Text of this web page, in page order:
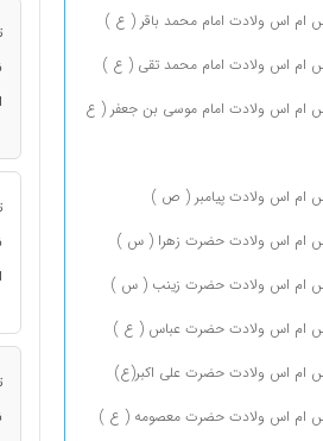
ام اس ولادت امام محمد باقر ( ع )
ام اس ولادت امام محمد تقی ( ع )
ام اس ولادت امام موسی بن جعفر ( ع
ام اس ولادت پیامبر ( ص )
ام اس ولادت حضرت زهرا ( س )
ام اس ولادت حضرت زینب ( س )
ام اس ولادت حضرت عباس ( ع )
ام اس ولادت حضرت علی اکبر(ع)
ام اس ولادت حضرت معصومه ( ع )